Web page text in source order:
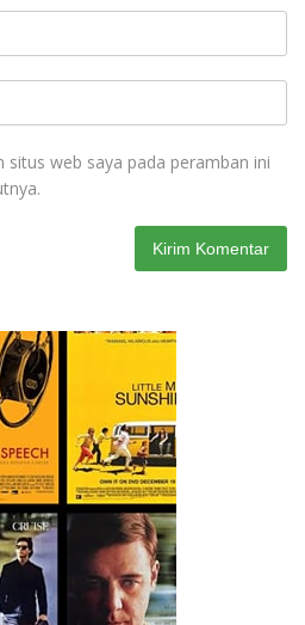
situs web saya pada peramban ini